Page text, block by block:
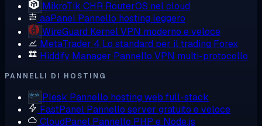
MikroTik CHR RouterOS nel cloud
aaPanel Pannello hosting leggero
WireGuard Kernel VPN moderno e veloce
MetaTrader 4 Lo standard per il trading Forex
Hiddify Manager Pannello VPN multi-protocollo
PANNELLI DI HOSTING
Plesk Pannello hosting web full-stack
FastPanel Pannello server gratuito e veloce
CloudPanel Pannello PHP e Node.js